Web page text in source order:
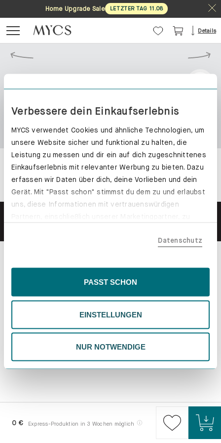
Verbessere dein Einkaufserlebnis
MYCS verwendet Cookies und ähnliche Technologien, um
unsere Website sicher und funktional zu halten, die
Leistung zu messen und dir ein auf dich zugeschnittenes
Einkaufserlebnis mit relevanter Werbung zu bieten. Dazu
erfassen wir Daten über dich, deine Vorlieben und dein
Gerät. Mit "Passt schon" stimmst du dem zu und erlaubst
uns, diese Informationen mit vertrauenswürdigen
der EU, beispielsweise in den USA, verarbeitet werden
Inhalte eingeschränkt sein könnten. Wähle
deiner Präferenzen. Du kannst deine Wahl jederzeit
ändern. Weitere Informationen findest du in unserer
Datenschutzrichtlinie.
Datenschutz
PASST SCHON
EINSTELLUNGEN
NUR NOTWENDIGE
Home Upgrade Sale LETZTER TAG 11 .08
Details
0 € Express-Produktion in 3 Wochen möglich